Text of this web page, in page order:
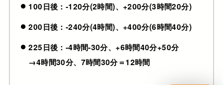
100日後：-120分(2時間)、+200分(3時間20分)
200日後：-240分(4時間)、+400分(6時間40分)
225日後：-4時間-30分、+6時間40分+50分
→4時間30分、7時間30分＝12時間